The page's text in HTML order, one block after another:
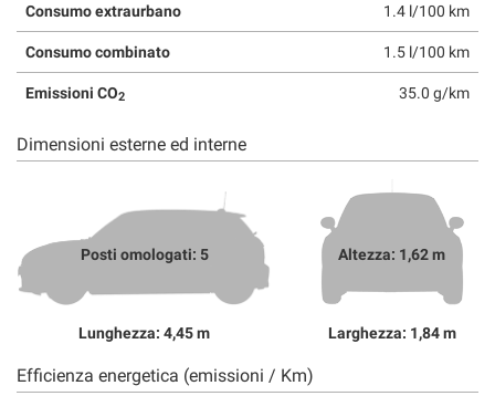
Consumo extraurbano 1.4 l/100 km
Consumo combinato 1.5 l/100 km
Emissioni CO2 35.0 g/km
Dimensioni esterne ed interne
Posti omologati: 5
Lunghezza: 4,45 m
Altezza: 1,62 m
Larghezza: 1,84 m
Efficienza energetica (emissioni / Km)